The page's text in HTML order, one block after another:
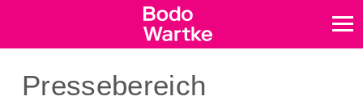
Pressebereich